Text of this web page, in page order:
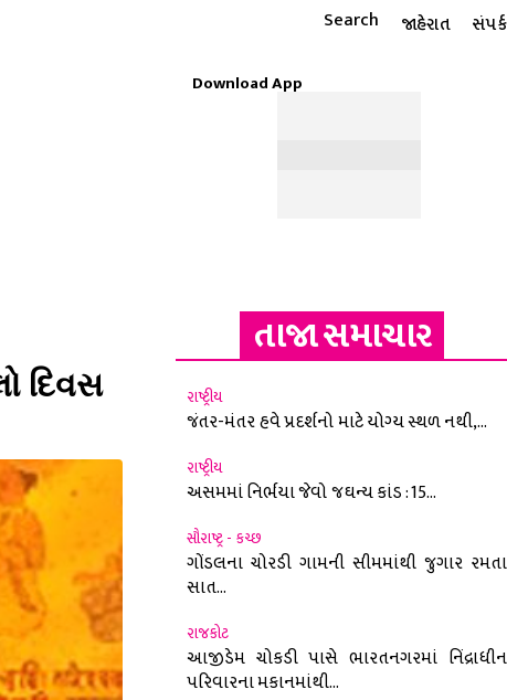
Search જાહેરાત સંપર્ક
Download App
દિવસ
તાજા સમાચાર
રાષ્ટ્રીય
જંતર-મંતર હવે પ્રદર્શનો માટે યોગ્ય સ્થળ નથી,...
રાષ્ટ્રીય
અસમમાં નિર્ભયા જેવો જઘન્ય કાંડ : 15...
સૌરાષ્ટ્ર - કચ્છ
ગોંડલના ચોરડી ગામની સીમમાંથી જુગાર રમતા
સાત...
રાજકોટ
આજીડેમ ચોકડી પાસે ભારતનગરમાં નિંદ્રાધીન
પરિવારના મકાનમાંથી...